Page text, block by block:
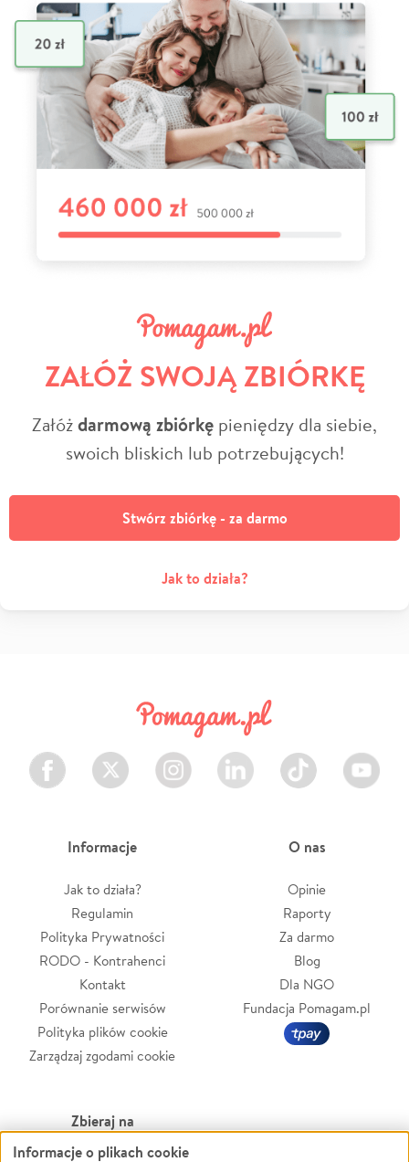
ZAŁÓŻ SWOJĄ ZBIÓRKĘ
Załóżdarmową zbiórkę pieniędzy dla siebie,
swoich bliskich lub potrzebujących!
Stwórz zbiórkę - za darmo
Jak to działa?
Facebook Twitter Instagram LinkedIn TikTok Youtube
Informacje
Jak to działa?
Regulamin
Polityka Prywatności
RODO - Kontrahenci
Kontakt
Porównanie serwisów
Polityka plików cookie
Zarządzaj zgodami cookie
O nas
Opinie
Raporty
Za darmo
Blog
Dla NGO
Fundacja Pomagam.pl
Zbieraj na
Informacje o plikach cookie